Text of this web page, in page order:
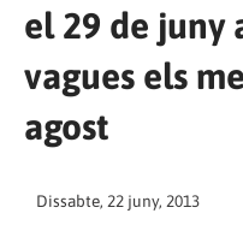
el 29 de juny
vagues els
agost
Dissabte, 22 juny, 2013